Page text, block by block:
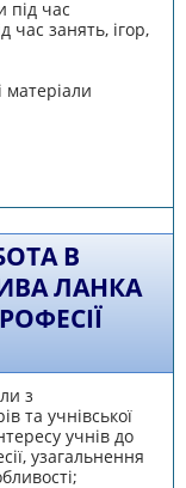
під час
час занять, ігор,
матеріали
на відпочинку
В
ЛАНКА
з
та учнівської
учнів до
узагальнення